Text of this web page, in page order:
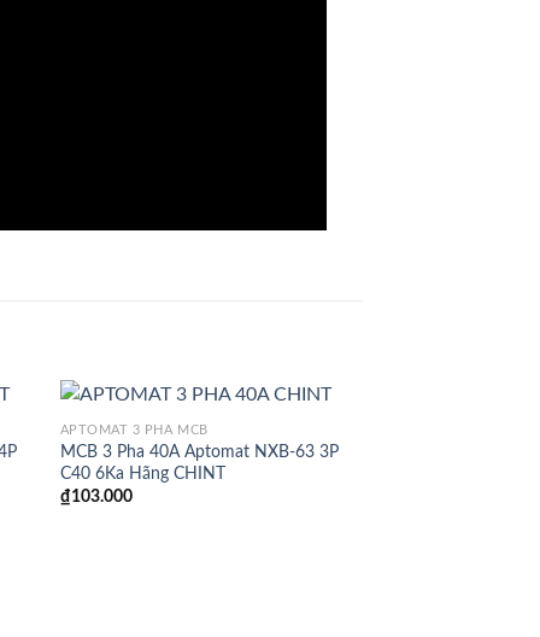
APTOMAT 3 PHA MCB
MCB 3 Pha 40A Aptomat NXB-63 3P
C40 6Ka Hãng CHINT
₫103.000